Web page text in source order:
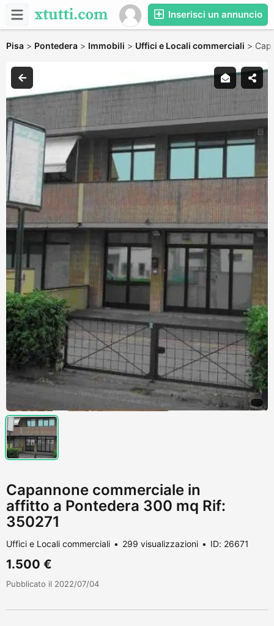
Inserisci un annuncio
Pisa > Pontedera > Immobili > Uffici e Locali commerciali >
Capannone commerciale in
affitto a Pontedera 300 mq Rif:
350271
Uffici e Locali commerciali 299 visualizzazioni ID: 26671
1.500 €
Pubblicato il 2022/07/04